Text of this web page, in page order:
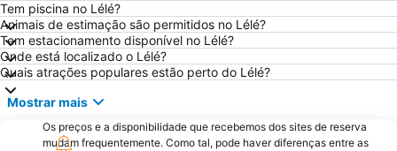
Estação de Caminhos de Ferro de Braga
Praia de Esposende
Paseo Marítimo de Baiona
Luz
Estela Beach
Lago dos Cisnes
Praia da Foz do Minho
América
Tem piscina no Lélé?
Animais de estimação são permitidos no Lélé?
Tem estacionamento disponível no Lélé?
Onde está localizado o Lélé?
Quais atrações populares estão perto do Lélé?
Mostrar mais
Os preços e a disponibilidade que recebemos dos sites de reserva
mudam frequentemente. Como tal, pode haver diferenças entre as